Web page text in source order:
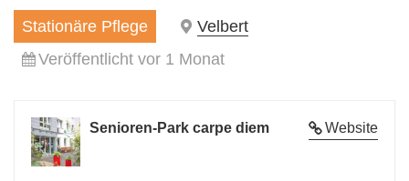
Stationäre Pflege
Velbert
Veröffentlicht vor 1 Monat
Website
Senioren-Park carpe diem